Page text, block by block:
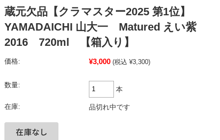
蔵元欠品【クラマスター2025 第1位】
YAMADAICHI 山大一 Matured えい紫
2016 720ml 【箱入り】
価格: ¥3,000 (税込 ¥3,300)
数量:
本
在庫: 品切れ中です